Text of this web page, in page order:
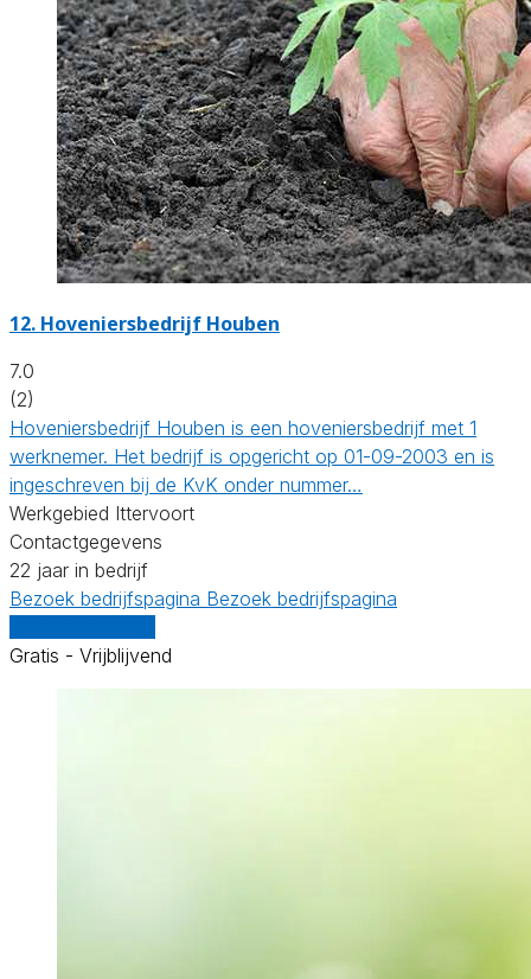
12. Hoveniersbedrijf Houben
7.0
(2)
Hoveniersbedrijf Houben is een hoveniersbedrijf met 1
werknemer. Het bedrijf is opgericht op 01-09-2003 en is
ingeschreven bij de KvK onder nummer…
Werkgebied Ittervoort
Contactgegevens
22 jaar in bedrijf
Bezoek bedrijfspagina Bezoek bedrijfspagina
Gratis - Vrijblijvend